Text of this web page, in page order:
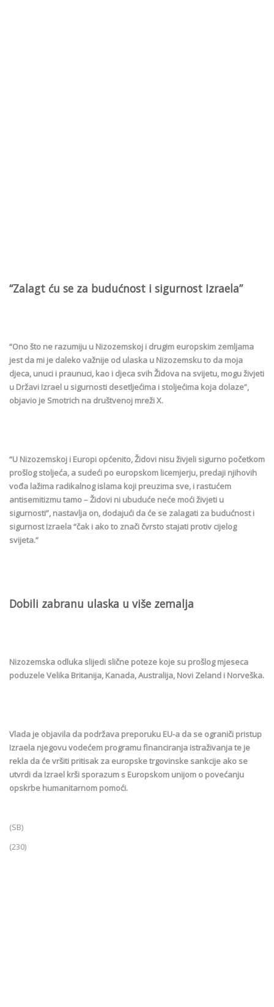
“Zalagt ću se za budućnost i sigurnost Izraela”
“Ono što ne razumiju u Nizozemskoj i drugim europskim zemljama
jest da mi je daleko važnije od ulaska u Nizozemsku to da moja
djeca, unuci i praunuci, kao i djeca svih Židova na svijetu, mogu živjeti
u Državi Izrael u sigurnosti desetljećima i stoljećima koja dolaze”,
objavio je Smotrich na društvenoj mreži X.
“U Nizozemskoj i Europi općenito, Židovi nisu živjeli sigurno početkom
prošlog stoljeća, a sudeći po europskom licemjerju, predaji njihovih
vođa lažima radikalnog islama koji preuzima sve, i rastućem
antisemitizmu tamo – Židovi ni ubuduće neće moći živjeti u
sigurnosti”, nastavlja on, dodajući da će se zalagati za budućnost i
sigurnost Izraela “čak i ako to znači čvrsto stajati protiv cijelog
svijeta.”
Dobili zabranu ulaska u više zemalja
Nizozemska odluka slijedi slične poteze koje su prošlog mjeseca
poduzele Velika Britanija, Kanada, Australija, Novi Zeland i Norveška.
Vlada je objavila da podržava preporuku EU-a da se ograniči pristup
Izraela njegovu vodećem programu financiranja istraživanja te je
rekla da će vršiti pritisak za europske trgovinske sankcije ako se
utvrdi da Izrael krši sporazum s Europskom unijom o povećanju
opskrbe humanitarnom pomoći.
(SB)
(230)